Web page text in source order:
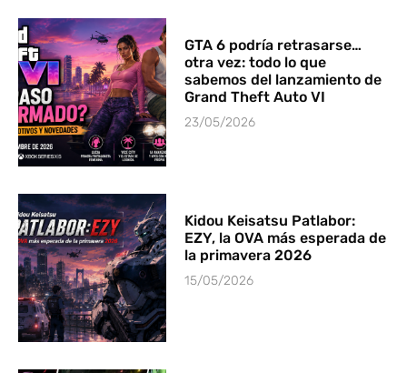
GTA 6 podría retrasarse…
otra vez: todo lo que
sabemos del lanzamiento de
Grand Theft Auto VI
23/05/2026
Kidou Keisatsu Patlabor:
EZY, la OVA más esperada de
la primavera 2026
15/05/2026